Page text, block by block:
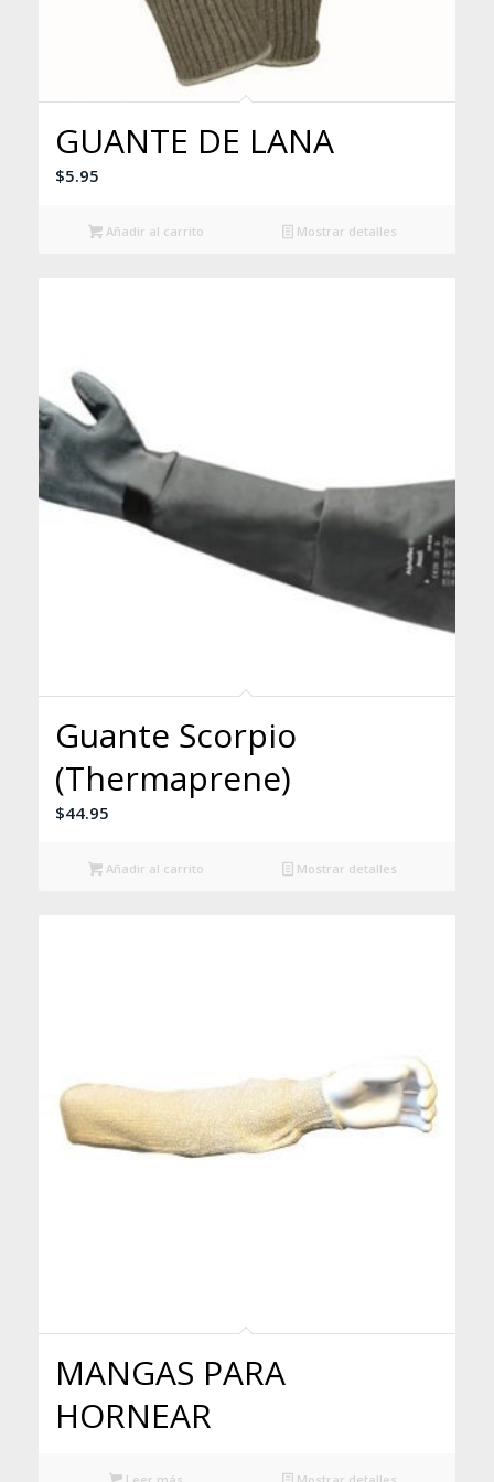
GUANTE DE LANA
$5.95
Añadir al carrito Mostrar detalles
Guante Scorpio
(Thermaprene)
$44.95
Añadir al carrito Mostrar detalles
MANGAS PARA
HORNEAR